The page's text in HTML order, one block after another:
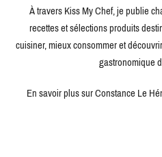
À travers Kiss My Chef, je publie
recettes et sélections produits
cuisiner, mieux consommer et
gastronomique
En savoir plus sur Constance Le